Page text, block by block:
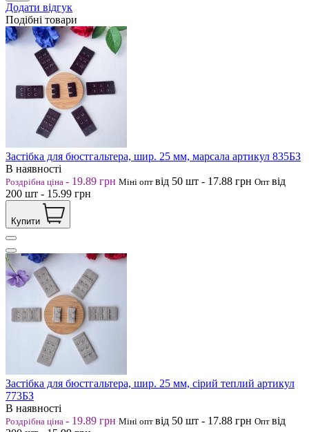
Додати відгук
Подібні товари
Застібка для бюстгальтера, шир. 25 мм, марсала артикул 835БЗ
В наявності
Роздрібна ціна - 19.89 грн Міні опт від 50 шт - 17.88 грн Опт від
200 шт - 15.99 грн
Купити
Застібка для бюстгальтера, шир. 25 мм, сірий теплий артикул
773БЗ
В наявності
Роздрібна ціна - 19.89 грн Міні опт від 50 шт - 17.88 грн Опт від